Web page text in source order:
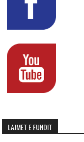
LAJMET E FUNDIT